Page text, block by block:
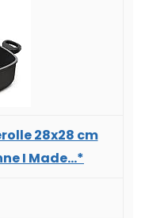
28x28 cm
I Made...*